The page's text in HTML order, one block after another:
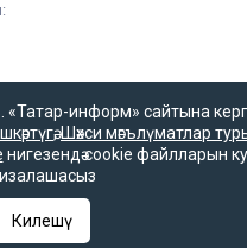
информ» сайтына
,Шәхси мәгълүматлар
нигезендә cookie файлларын
Килешү